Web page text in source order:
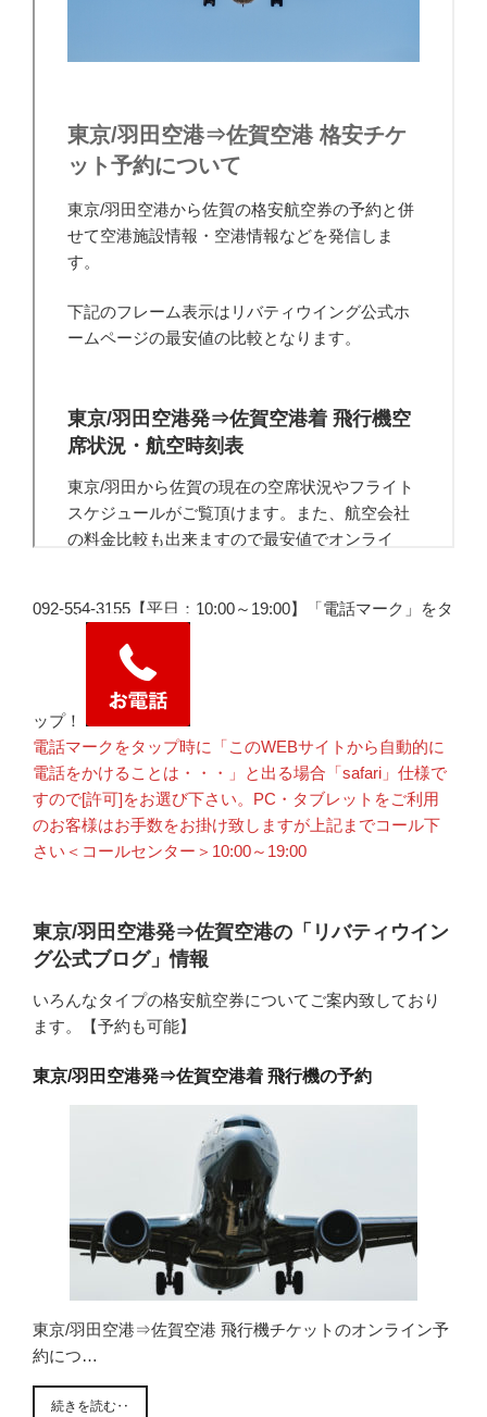
092-554-3155【平日：10:00～19:00】「電話マーク」をタ
ップ！
電話マークをタップ時に「このWEBサイトから自動的に
電話をかけることは・・・」と出る場合「safari」仕様で
すので[許可]をお選び下さい。PC・タブレットをご利用
のお客様はお手数をお掛け致しますが上記までコール下
さい＜コールセンター＞10:00～19:00
東京/羽田空港発⇒佐賀空港の「リバティウイン
グ公式ブログ」情報
いろんなタイプの格安航空券についてご案内致しており
ます。【予約も可能】
東京/羽田空港発⇒佐賀空港着 飛行機の予約
東京/羽田空港⇒佐賀空港 飛行機チケットのオンライン予
約につ…
続きを読む‥